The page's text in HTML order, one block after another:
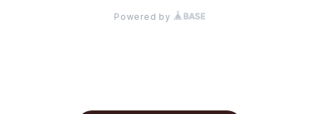
Powered by